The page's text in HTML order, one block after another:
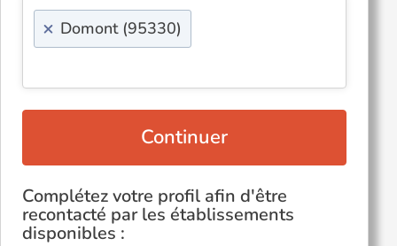
× Domont (95330)
Continuer
Complétez votre profil afin d'être
recontacté par les établissements
disponibles :